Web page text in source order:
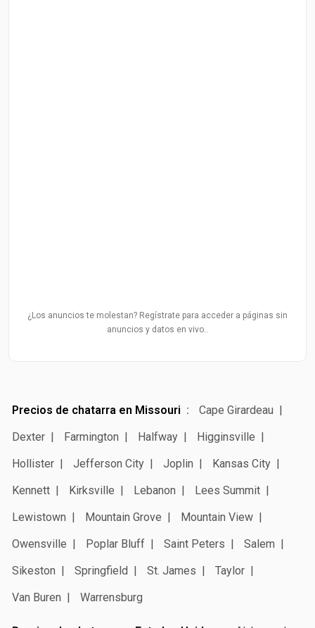
¿Los anuncios te molestan? Regístrate para acceder a páginas sin
anuncios y datos en vivo..
Precios de chatarra en Missouri
Cape Girardeau
Dexter
Farmington Halfway
Higginsville
Hollister
Jefferson City Joplin
Kansas City
Kennett
Kirksville Lebanon
Lees Summit
Lewistown
Mountain Grove
Mountain View
Owensville
Poplar Bluff Saint Peters
Salem
Sikeston
Springfield St. James
Taylor
Van Buren
Warrensburg